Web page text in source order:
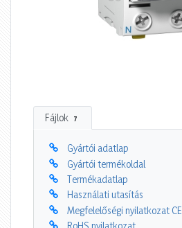
Fájlok 7
Gyártói adatlap
Gyártói termékoldal
Termékadatlap
Használati utasítás
Megfelelőségi nyilatkozat CE